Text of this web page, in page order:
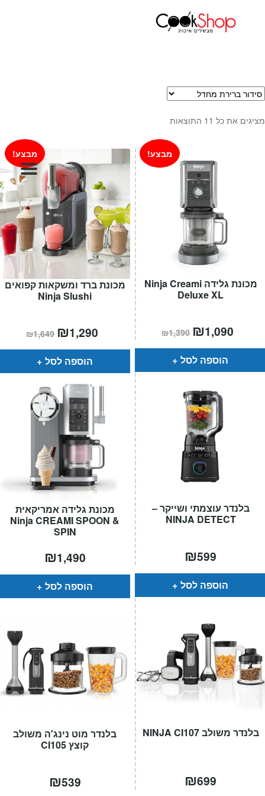
סירים
מחבתות
מוצרי חשמל למטבח
גאדג'טס וכלי מטבח
אחסון למטבח
קפה ותה
גיפט קארד
כלי בית
חגים
מתכונים שלכם
עגלת קניות
עמוד הבית המותגים שלנו
מציגים את כל ⁦11⁩ התוצאות
מכונת ברד ומשקאות קפואים
Ninja Slushi
מבצע!
₪1,649 המחיר
המקורי
היה:
₪1,649.
₪1,290
הוא:
הוספה לסל
מכונת גלידה Ninja Creami
Deluxe XL
מבצע!
₪1,390 המחיר
המקורי
היה:
₪1,390.
₪1,090
הוא:
הוספה לסל
מכונת גלידה אמריקאית
Ninja CREAMI SPOON &
SPIN
₪1,490
הוספה לסל
בלנדר עוצמתי ושייקר –
NINJA DETECT
₪599
הוספה לסל
בלנדר מוט נינג'ה משולב
קוצץ CI105
₪539
בלנדר משולב NINJA CI107
₪699